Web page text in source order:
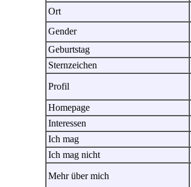
Ort
Gender
Geburtstag
Sternzeichen
Profil
Homepage
Interessen
Ich mag
Ich mag nicht
Mehr über mich